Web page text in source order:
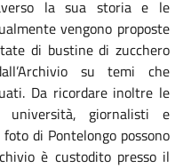
la sua storia e le
vengono proposte
di bustine di zucchero
su temi che
Da ricordare inoltre le
università, giornalisti e
di Pontelongo possono
è custodito presso il